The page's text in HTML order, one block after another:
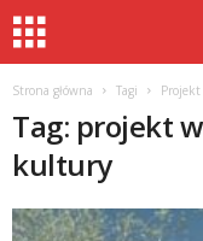
Strona główna Tagi
Tag: projekt
kultury